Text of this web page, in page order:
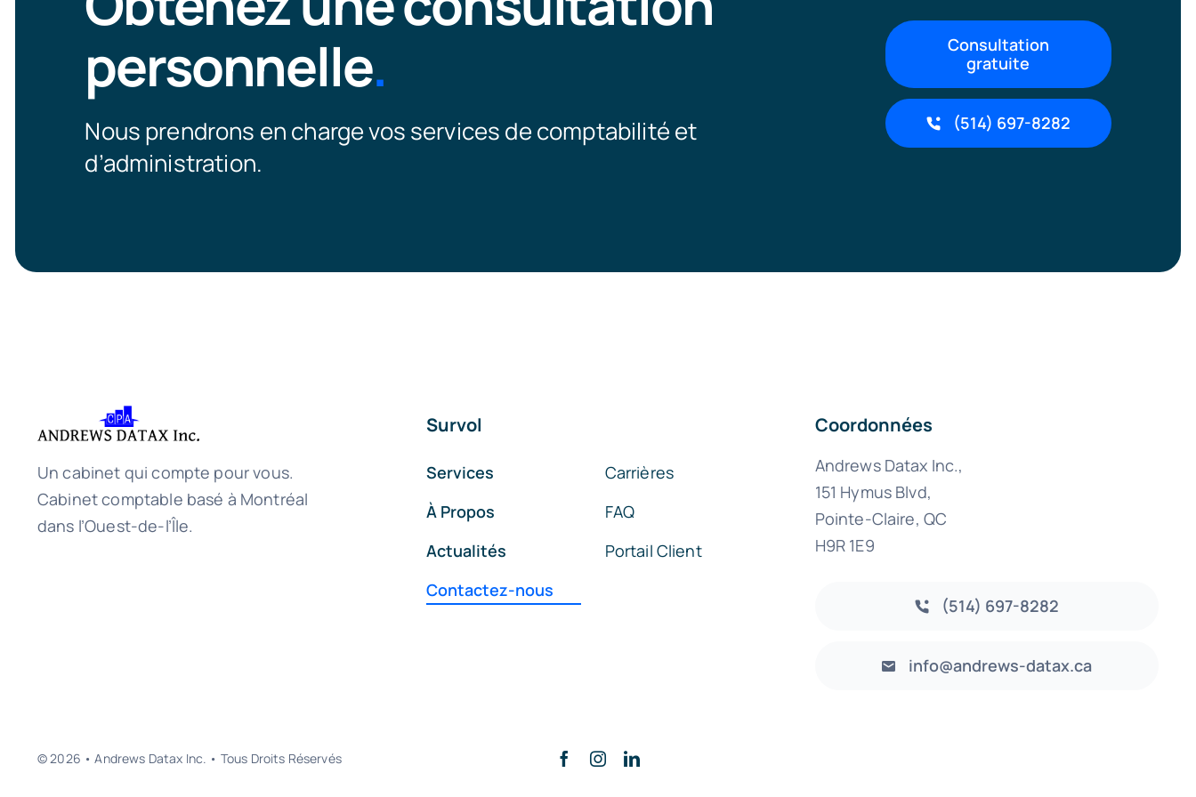
personnelle.
Nous prendrons en charge vos services de comptabilité et
d’administration.
Consultation
gratuite
(514) 697-8282
Un cabinet qui compte pour vous.
Cabinet comptable basé à Montréal
dans l’Ouest-de-l’Île.
Survol
Services
À Propos
Actualités
Contactez-nous
Carrières
FAQ
Portail Client
Coordonnées
Andrews Datax Inc.,
151 Hymus Blvd,
Pointe-Claire, QC
H9R 1E9
(514) 697-8282
info@andrews-datax.ca
© 2026 • Andrews Datax Inc. • Tous Droits Réservés